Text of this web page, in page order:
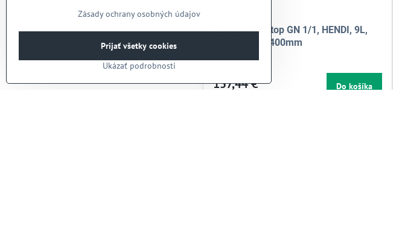
Ohrievač Rolltop GN 1/1, HENDI, 9L,
590x340x(H)400mm
157,44 € Do košíka
Zásady ochrany osobných údajov
Ukázať podrobnosti
Prijať všetky cookies